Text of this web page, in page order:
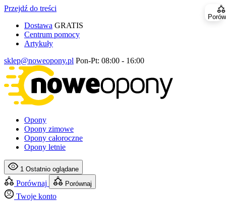
Przejdź do treści
Dostawa GRATIS
Centrum pomocy
Artykuły
sklep@noweopony.pl Pon-Pt: 08:00 - 16:00
Opony
Opony zimowe
Opony całoroczne
Opony letnie
1 Ostatnio oglądane
Porównaj Porównaj
Twoje konto